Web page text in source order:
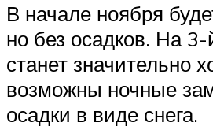
В начале ноября
но без осадков. На
станет значительно
возможны ночные
осадки в виде снега.